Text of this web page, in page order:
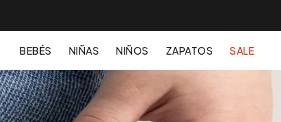
BEBÉS NIÑAS NIÑOS ZAPATOS SALE